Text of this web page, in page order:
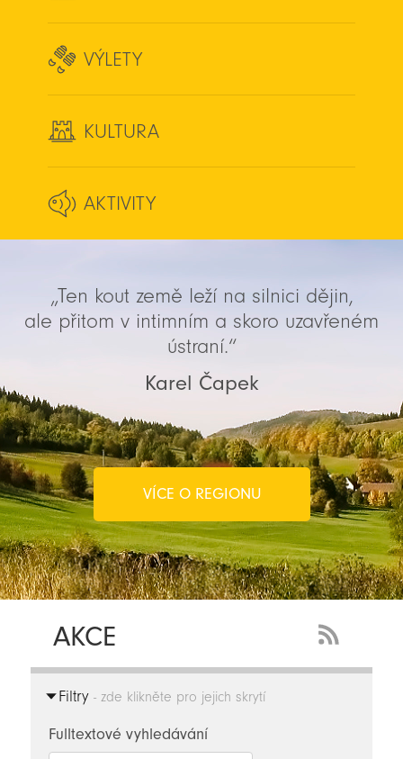
VÝLETY
KULTURA
AKTIVITY
„Ten kout země leží na silnici dějin,
ale přitom v intimním a skoro uzavřeném
ústraní.“
Karel Čapek
VÍCE O REGIONU
AKCE
Feed
Filtry- zde klikněte pro jejich skrytí
Fulltextové vyhledávání